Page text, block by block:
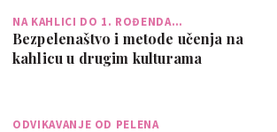
NA KAHLICI DO 1. ROĐENDA…
Bezpelenaštvo i metode učenja na
kahlicu u drugim kulturama
ODVIKAVANJE OD PELENA